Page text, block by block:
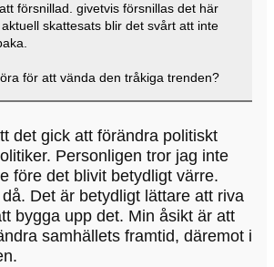
försnillad. givetvis försnillas det här
skattesats blir det svårt att inte
för att vända den tråkiga trenden?
det gick att förändra politiskt
Personligen tror jag inte
före det blivit betydligt värre.
Det är betydligt lättare att riva
bygga upp det. Min åsikt är att
samhällets framtid, däremot i